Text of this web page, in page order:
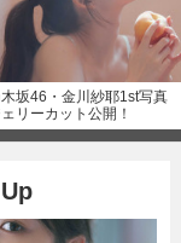
木坂46・金川紗耶1st写真
リーカット公開！